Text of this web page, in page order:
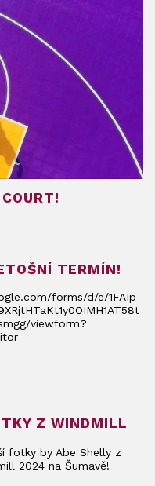
TERMÍN!
forms/d/e/1FAIp
viewform?
Z WINDMILL
fotky by Abe Shelly z
2024 na Šumavě!